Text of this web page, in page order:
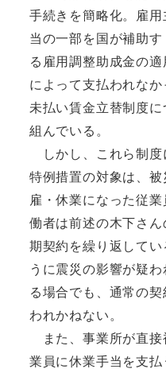
手続きを簡略化。雇
当の一部を国が補助す
る雇用調整助成金の
によって支払われな
未払い賃金立替制度
組んでいる。
しかし、これら制度
特例措置の対象は、
雇・休業になった従
働者は前述の木下さ
期契約を繰り返して
うに震災の影響が疑わ
る場合でも、通常の
われかねない。
また、事業所が直接
業員に休業手当を支